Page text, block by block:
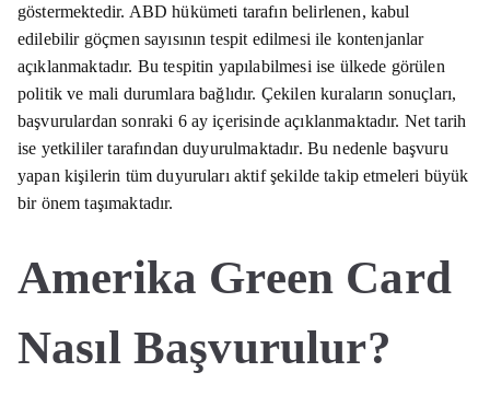
göstermektedir. ABD hükümeti tarafın belirlenen, kabul
edilebilir göçmen sayısının tespit edilmesi ile kontenjanlar
açıklanmaktadır. Bu tespitin yapılabilmesi ise ülkede görülen
politik ve mali durumlara bağlıdır. Çekilen kuraların sonuçları,
başvurulardan sonraki 6 ay içerisinde açıklanmaktadır. Net tarih
ise yetkililer tarafından duyurulmaktadır. Bu nedenle başvuru
yapan kişilerin tüm duyuruları aktif şekilde takip etmeleri büyük
bir önem taşımaktadır.
Amerika Green Card
Nasıl Başvurulur?